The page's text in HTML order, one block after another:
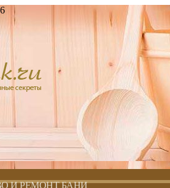
И РЕМОНТ БАНИ